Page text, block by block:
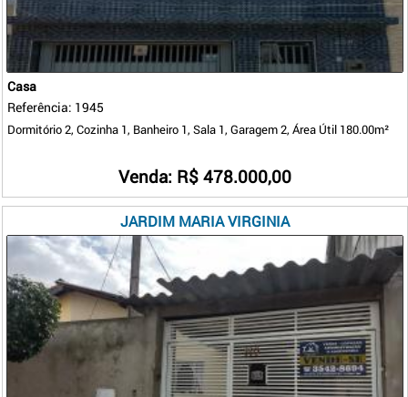
Casa
Referência: 1945
Dormitório 2, Cozinha 1, Banheiro 1, Sala 1, Garagem 2, Área Útil 180.00m²
Venda: R$ 478.000,00
JARDIM MARIA VIRGINIA